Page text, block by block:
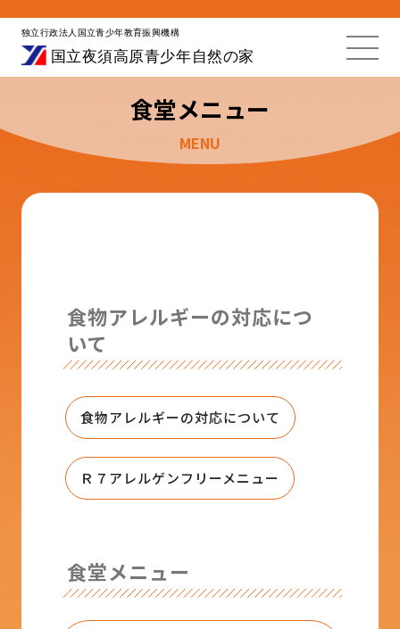
食堂メニュー
MENU
食物アレルギーの対応につ
いて
食物アレルギーの対応について
Ｒ７アレルゲンフリーメニュー
食堂メニュー